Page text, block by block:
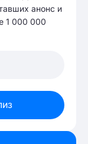
анонс и
1 000 000